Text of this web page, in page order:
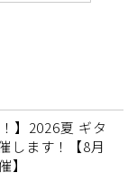
】2026夏 ギタ
します！【8月
】